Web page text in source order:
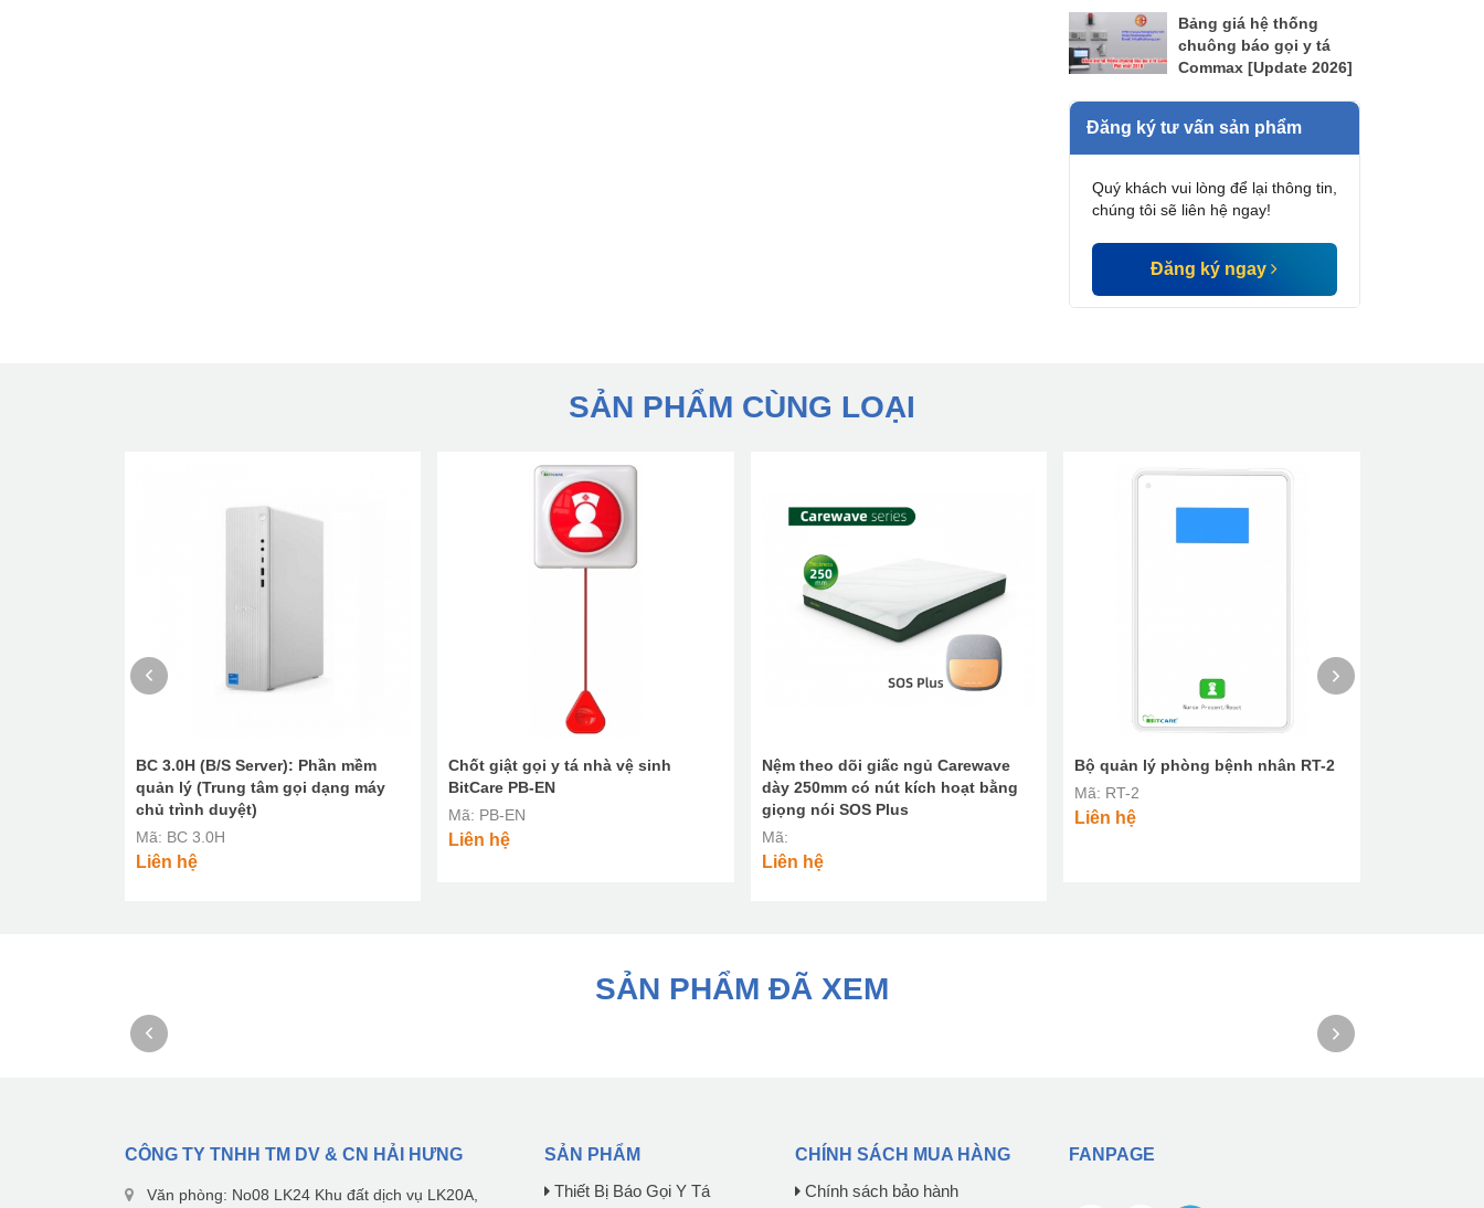
Bảng giá hệ thống
chuông báo gọi y tá
Commax [Update 2026]
Đăng ký tư vấn sản phẩm
Quý khách vui lòng để lại thông tin,
chúng tôi sẽ liên hệ ngay!
Đăng ký ngay
SẢN PHẨM CÙNG LOẠI
BC 3.0H (B/S Server): Phần mềm
quản lý (Trung tâm gọi dạng máy
chủ trình duyệt)
Mã: BC 3.0H
Liên hệ
Chốt giật gọi y tá nhà vệ sinh
BitCare PB-EN
Mã: PB-EN
Liên hệ
Nệm theo dõi giấc ngủ Carewave
dày 250mm có nút kích hoạt bằng
giọng nói SOS Plus
Mã:
Liên hệ
Bộ quản lý phòng bệnh nhân RT-2
Mã: RT-2
Liên hệ
SẢN PHẨM ĐÃ XEM
CÔNG TY TNHH TM DV & CN HẢI HƯNG
Văn phòng: No08 LK24 Khu đất dịch vụ LK20A,
SẢN PHẨM
Thiết Bị Báo Gọi Y Tá
CHÍNH SÁCH MUA HÀNG
Chính sách bảo hành
FANPAGE